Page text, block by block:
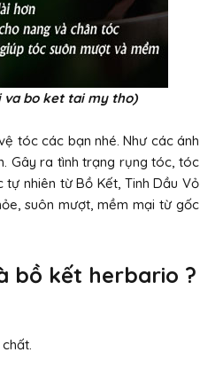
va bo ket tai my tho)
tóc các bạn nhé. Như các ánh
Gây ra tình trạng rụng tóc, tóc
nhiên từ Bồ Kết, Tinh Dầu Vỏ
suôn mượt, mềm mại từ gốc
bồ kết herbario ?